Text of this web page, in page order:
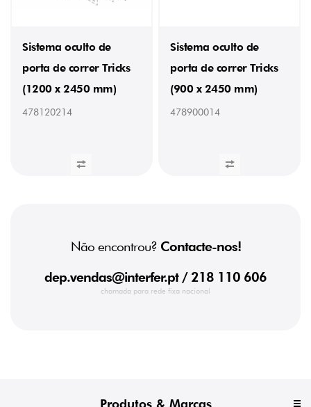
Sistema oculto de
porta de correr Tricks
(1200 x 2450 mm)
478120214
Sistema oculto de
porta de correr Tricks
(900 x 2450 mm)
478900014
Não encontrou? Contacte-nos!
dep.vendas@interfer.pt/ 218 110 606
chamada para rede fixa nacional
Produtos & Marcas